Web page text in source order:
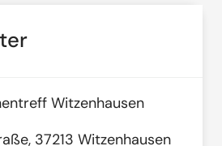
Witzenhausen
37213 Witzenhausen